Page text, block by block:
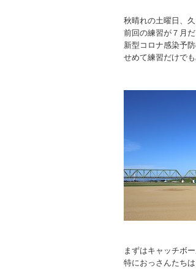
秋晴れの土曜日、
前回の練習が７月
新型コロナ感染予
せめて練習だけで
まずはキャッチボ
特におっさんたち